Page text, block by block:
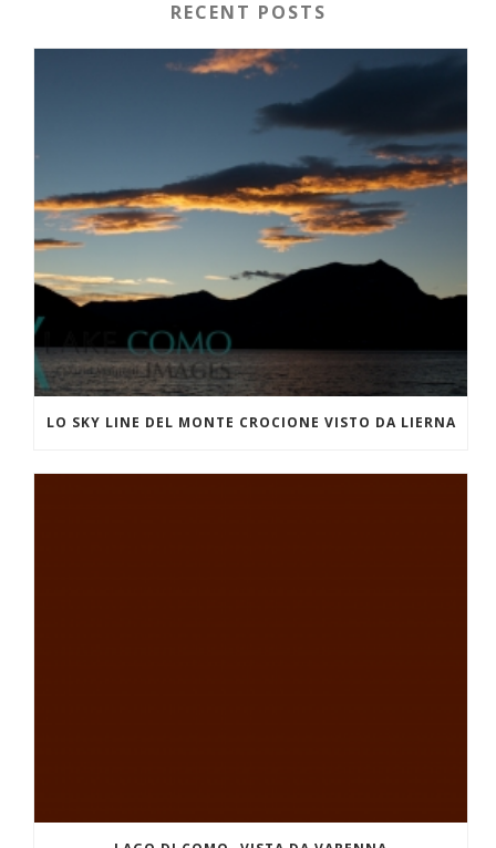
RECENT POSTS
LO SKY LINE DEL MONTE CROCIONE VISTO DA LIERNA